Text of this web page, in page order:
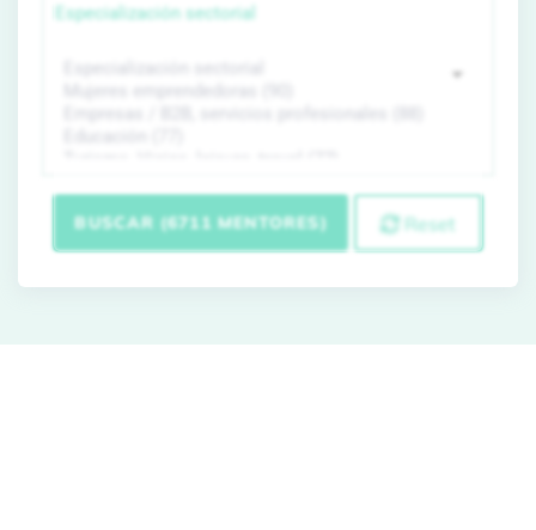
Especialización sectorial
BUSCAR (6711 MENTORES) Reset